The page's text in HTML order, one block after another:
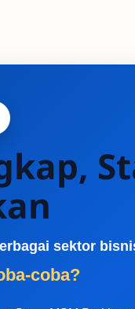
sektor
coba?